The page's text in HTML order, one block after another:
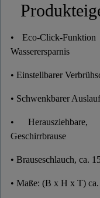
• Eco-Click-
Wasserersparnis
• Einstellbarer
• Schwenkbarer
• Herausziehbare,
Geschirrbrause
• Brauseschlauch, ca.
• Maße: (B x H x T)